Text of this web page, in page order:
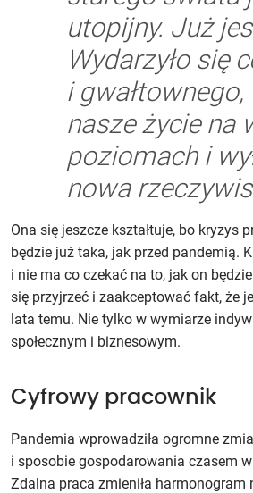
utopijny. Już
Wydarzyło się
i gwałtownego,
nasze życie na
poziomach i
nowa
Ona się jeszcze kształtuje, bo kryzys
będzie już taka, jak przed pandemią.
i nie ma co czekać na to, jak on
się przyjrzeć i zaakceptować fakt, że
lata temu. Nie tylko w wymiarze
społecznym i biznesowym.
Cyfrowy pracownik
Pandemia wprowadziła ogromne
i sposobie gospodarowania czasem
Zdalna praca zmieniła harmonogram